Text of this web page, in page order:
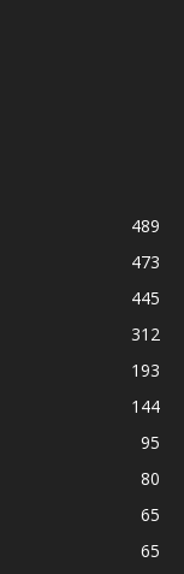
489
473
445
312
193
144
95
80
65
65